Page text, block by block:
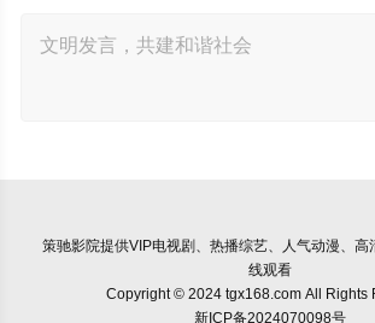
策驰影院提供VIP电视剧、热播综艺、人气动漫、高
线观看
Copyright © 2024 tgx168.com All Rights
新ICP备2024070098号